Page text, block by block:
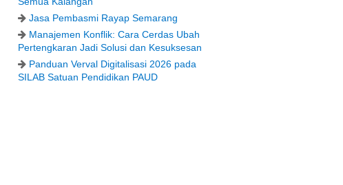
Jasa Pembasmi Rayap Semarang
Manajemen Konflik: Cara Cerdas Ubah
Pertengkaran Jadi Solusi dan Kesuksesan
Panduan Verval Digitalisasi 2026 pada
SILAB Satuan Pendidikan PAUD